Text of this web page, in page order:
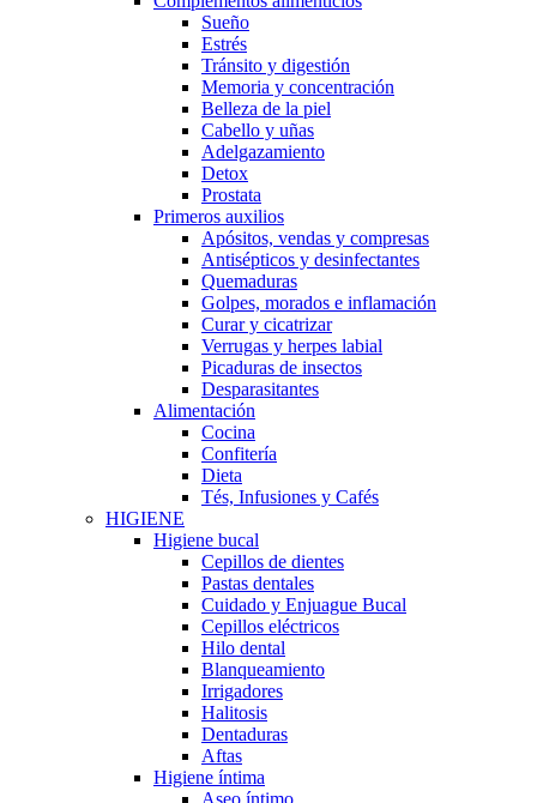
Sueño
Estrés
Tránsito y digestión
Memoria y concentración
Belleza de la piel
Cabello y uñas
Adelgazamiento
Detox
Prostata
Primeros auxilios
Apósitos, vendas y compresas
Antisépticos y desinfectantes
Quemaduras
Golpes, morados e inflamación
Curar y cicatrizar
Verrugas y herpes labial
Picaduras de insectos
Desparasitantes
Alimentación
Cocina
Confitería
Dieta
Tés, Infusiones y Cafés
HIGIENE
Higiene bucal
Cepillos de dientes
Pastas dentales
Cuidado y Enjuague Bucal
Cepillos eléctricos
Hilo dental
Blanqueamiento
Irrigadores
Halitosis
Dentaduras
Aftas
Higiene íntima